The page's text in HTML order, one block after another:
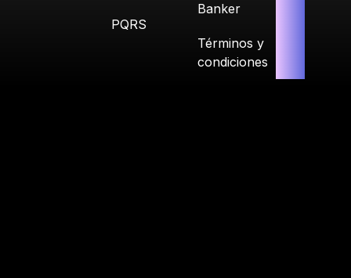
PQRS
Banker
Términos y
condiciones